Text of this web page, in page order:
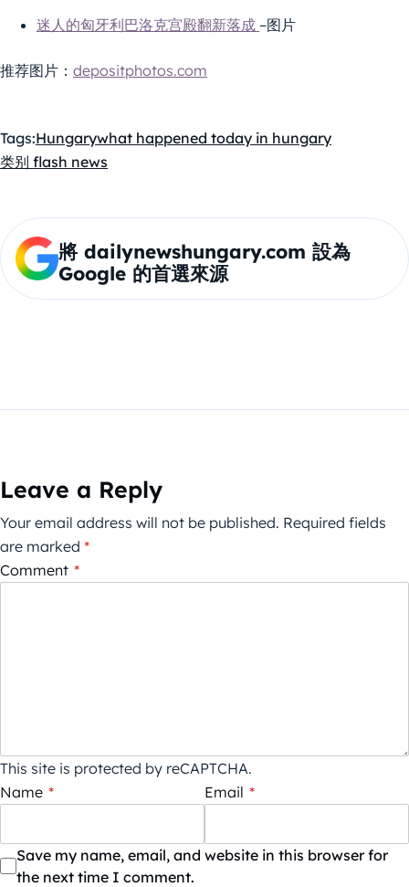
迷人的匈牙利巴洛克宫殿翻新落成 –图片
推荐图片： depositphotos.com
Tags:Hungarywhat happened today in hungary
类别 flash news
將 dailynewshungary.com 設為
Google 的首選來源
Leave a Reply
Your email address will not be published. Required fields
are marked *
Comment *
This site is protected by reCAPTCHA.
Name * Email *
Save my name, email, and website in this browser for
the next time I comment.